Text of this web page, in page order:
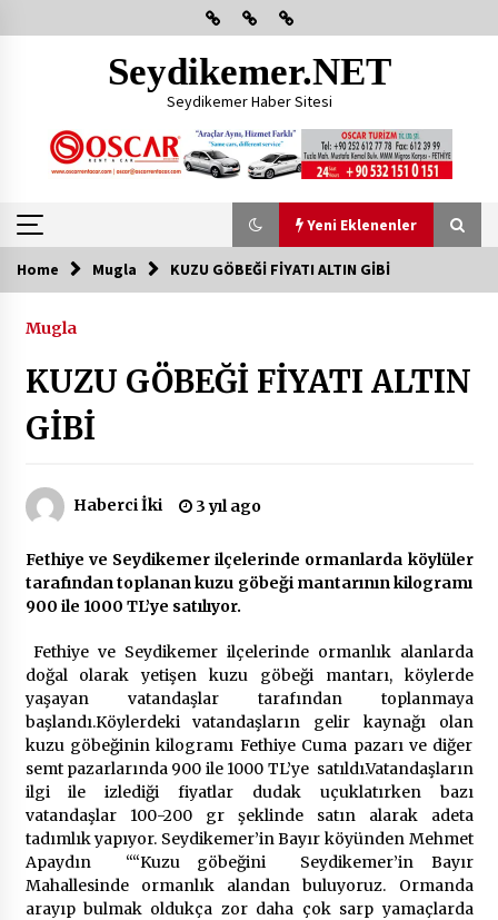
to
Seydikemer.NET
Seydikemer Haber Sitesi
Yeni Eklenenler
Yeni Eklenenler
2 ay ago
Çevre Bilinci Sahneye Taşınıyor: Çocuklardan
“Temiz Fethiye” Oyunu
2 ay ago
9 Günde 119 Acil Olaya Müdahale Edildi
2 ay ago
FETHİYE BELEDİYESİ HAZİRAN AYI MECLİS
TOPLANTISI GERÇEKLEŞTİRİLDİ
2 ay ago
HAYIRSEVER DİNÇER AKYALI’DAN EĞİTİME
DESTEK
2 ay ago
Home Mugla KUZU GÖBEĞİ FİYATI ALTIN GİBİ
Mugla
KUZU GÖBEĞİ FİYATI ALTIN
GİBİ
Haberci İki 3 yıl ago
Fethiye ve Seydikemer ilçelerinde ormanlarda köylüler
tarafından toplanan kuzu göbeği mantarının kilogramı
900 ile 1000 TL’ye satılıyor.
Fethiye ve Seydikemer ilçelerinde ormanlık alanlarda
doğal olarak yetişen kuzu göbeği mantarı, köylerde
yaşayan vatandaşlar tarafından toplanmaya
başlandı.Köylerdeki vatandaşların gelir kaynağı olan
kuzu göbeğinin kilogramı Fethiye Cuma pazarı ve diğer
semt pazarlarında 900 ile 1000 TL’ye satıldı.Vatandaşların
ilgi ile izlediği fiyatlar dudak uçuklatırken bazı
vatandaşlar 100-200 gr şeklinde satın alarak adeta
tadımlık yapıyor. Seydikemer’in Bayır köyünden Mehmet
Apaydın ““Kuzu göbeğini Seydikemer’in Bayır
Mahallesinde ormanlık alandan buluyoruz. Ormanda
arayıp bulmak oldukça zor daha çok sarp yamaçlarda